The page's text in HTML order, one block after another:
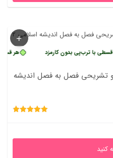
هر قسط408,750 بدون کارمزد
تشریحی فصل به فصل اندیشه
کنید